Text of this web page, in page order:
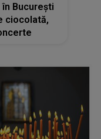
București
ciocolată,